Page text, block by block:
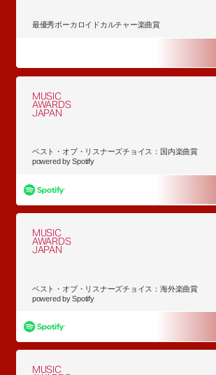
最優秀ボーカロイドカルチャー楽曲賞
MUSIC
AWARDS
JAPAN
ベスト・オブ・リスナーズチョイス：国内楽曲賞
powered by Spotify
MUSIC
AWARDS
JAPAN
ベスト・オブ・リスナーズチョイス：海外楽曲賞
powered by Spotify
MUSIC